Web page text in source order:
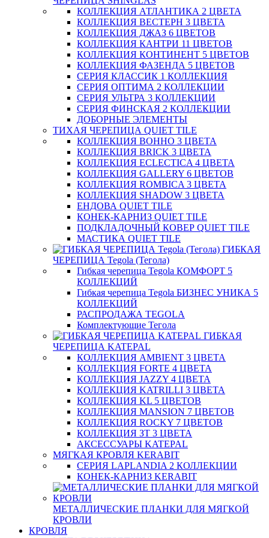
КОЛЛЕКЦИЯ АТЛАНТИКА 2 ЦВЕТА
КОЛЛЕКЦИЯ ВЕСТЕРН 3 ЦВЕТА
КОЛЛЕКЦИЯ ДЖАЗ 6 ЦВЕТОВ
КОЛЛЕКЦИЯ КАНТРИ 11 ЦВЕТОВ
КОЛЛЕКЦИЯ КОНТИНЕНТ 5 ЦВЕТОВ
КОЛЛЕКЦИЯ ФАЗЕНДА 5 ЦВЕТОВ
СЕРИЯ КЛАССИК 1 КОЛЛЕКЦИЯ
СЕРИЯ ОПТИМА 2 КОЛЛЕКЦИИ
СЕРИЯ УЛЬТРА 3 КОЛЛЕКЦИИ
СЕРИЯ ФИНСКАЯ 2 КОЛЛЕКЦИИ
ДОБОРНЫЕ ЭЛЕМЕНТЫ
ТИХАЯ ЧЕРЕПИЦА QUIET TILE
КОЛЛЕКЦИЯ BOHHO 3 ЦВЕТА
КОЛЛЕКЦИЯ BRICK 3 ЦВЕТА
КОЛЛЕКЦИЯ ECLECTICA 4 ЦВЕТА
КОЛЛЕКЦИЯ GALLERY 6 ЦВЕТОВ
КОЛЛЕКЦИЯ ROMBICA 3 ЦВЕТА
КОЛЛЕКЦИЯ SHADOW 3 ЦВЕТА
ЕНДОВА QUIET TILE
КОНЕК-КАРНИЗ QUIET TILE
ПОДКЛАДОЧНЫЙ КОВЕР QUIET TILE
МАСТИКА QUIET TILE
ГИБКАЯ
ЧЕРЕПИЦА Tegola (Тегола)
Гибкая черепица Tegola КОМФОРТ 5
КОЛЛЕКЦИЙ
Гибкая черепица Tegola БИЗНЕС УНИКА 5
КОЛЛЕКЦИЙ
РАСПРОДАЖА TEGOLA
Комплектующие Тегола
ГИБКАЯ
ЧЕРЕПИЦА KATEPAL
КОЛЛЕКЦИЯ AMBIENT 3 ЦВЕТА
КОЛЛЕКЦИЯ FORTE 4 ЦВЕТА
КОЛЛЕКЦИЯ JAZZY 4 ЦВЕТА
КОЛЛЕКЦИЯ KATRILLI 3 ЦВЕТА
КОЛЛЕКЦИЯ KL 5 ЦВЕТОВ
КОЛЛЕКЦИЯ MANSION 7 ЦВЕТОВ
КОЛЛЕКЦИЯ ROCKY 7 ЦВЕТОВ
КОЛЛЕКЦИЯ ЗТ 3 ЦВЕТА
АКСЕССУАРЫ KATEPAL
МЯГКАЯ КРОВЛЯ KERABIT
СЕРИЯ LAPLANDIA 2 КОЛЛЕКЦИИ
КОНЕК-КАРНИЗ KERABIT
МЕТАЛЛИЧЕСКИЕ ПЛАНКИ ДЛЯ МЯГКОЙ
КРОВЛИ
КРОВЛЯ